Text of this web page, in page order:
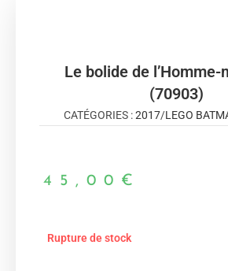
Le bolide de
(70903)
CATÉGORIES :2017/LEGO
45,00 €
Rupture de stock